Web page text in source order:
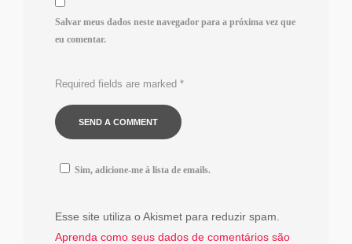
Salvar meus dados neste navegador para a próxima vez que
eu comentar.
Required fields are marked *
Sim, adicione-me à lista de emails.
Esse site utiliza o Akismet para reduzir spam.
Aprenda como seus dados de comentários são